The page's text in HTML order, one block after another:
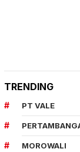
TRENDING
PT VALE
MOROWALI